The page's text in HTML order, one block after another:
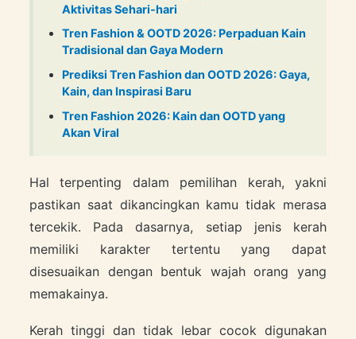
Aktivitas Sehari-hari
Tren Fashion & OOTD 2026: Perpaduan Kain
Tradisional dan Gaya Modern
Prediksi Tren Fashion dan OOTD 2026: Gaya,
Kain, dan Inspirasi Baru
Tren Fashion 2026: Kain dan OOTD yang
Akan Viral
Hal terpenting dalam pemilihan kerah, yakni
pastikan saat dikancingkan kamu tidak merasa
tercekik. Pada dasarnya, setiap jenis kerah
memiliki karakter tertentu yang dapat
disesuaikan dengan bentuk wajah orang yang
memakainya.
Kerah tinggi dan tidak lebar cocok digunakan